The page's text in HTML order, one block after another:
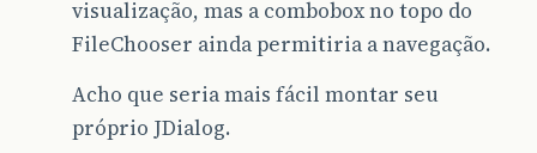
visualização, mas a combobox no topo do
FileChooser ainda permitiria a navegação.
Acho que seria mais fácil montar seu
próprio JDialog.